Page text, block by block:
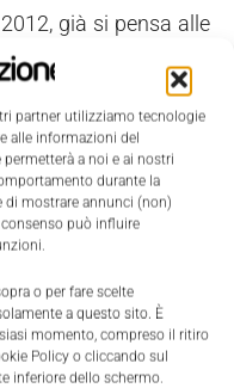
partner utilizziamo tecnologie
alle informazioni del
a noi e ai nostri
durante la
di mostrare annunci (non)
può influire
o per fare scelte
a questo sito. È
momento, compreso il ritiro
Policy o cliccando sul
inferiore dello schermo.
già si pensa alle
terrà dal 20 al 23
edizione è stata fatta
la proposta relativa
Michael Wenzel,
di
“Sono molto
strategica, perché
nella robotica, ci
di servizio
applicazioni